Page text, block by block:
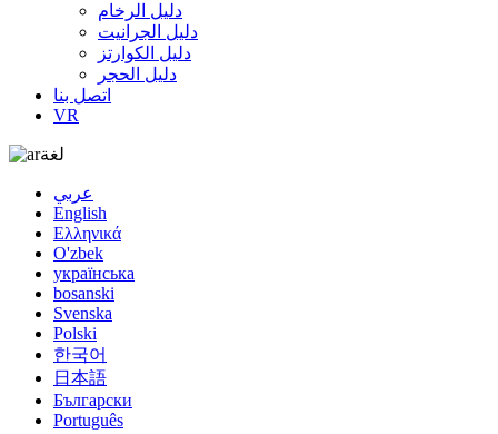
دليل الرخام
دليل الجرانيت
دليل الكوارتز
دليل الحجر
اتصل بنا
VR
لغة
عربي
English
Ελληνικά
O'zbek
українська
bosanski
Svenska
Polski
한국어
日本語
Български
Português